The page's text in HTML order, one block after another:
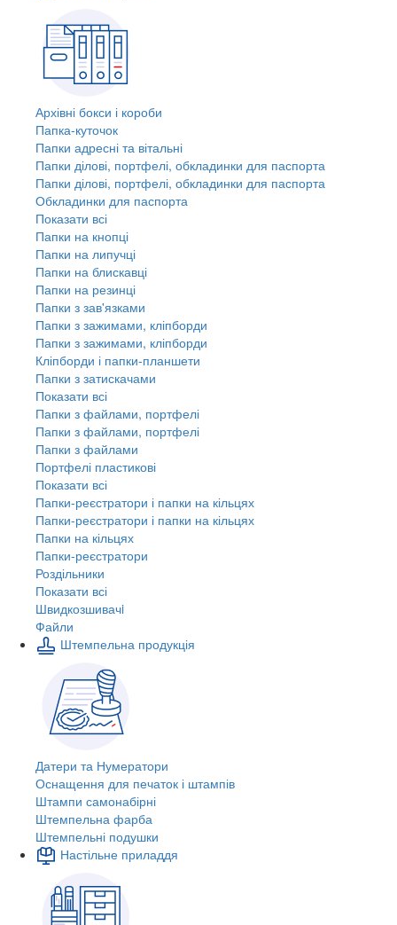
Архівні бокси і короби
Папка-куточок
Папки адресні та вітальні
Папки ділові, портфелі, обкладинки для паспорта
Папки ділові, портфелі, обкладинки для паспорта
Обкладинки для паспорта
Показати всі
Папки на кнопці
Папки на липучці
Папки на блискавці
Папки на резинці
Папки з зав'язками
Папки з зажимами, кліпборди
Папки з зажимами, кліпборди
Кліпборди і папки-планшети
Папки з затискачами
Показати всі
Папки з файлами, портфелі
Папки з файлами, портфелі
Папки з файлами
Портфелі пластикові
Показати всі
Папки-реєстратори і папки на кільцях
Папки-реєстратори і папки на кільцях
Папки на кільцях
Папки-реєстратори
Роздільники
Показати всі
Швидкозшивачi
Файли
Штемпельна продукція
Датери та Нумератори
Оснащення для печаток і штампів
Штампи самонабірні
Штемпельна фарба
Штемпельні подушки
Настільне приладдя